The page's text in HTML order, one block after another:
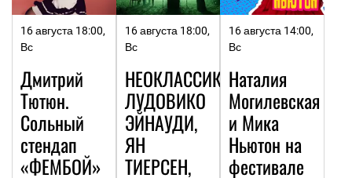
16 августа 18:00,
Вс
Дмитрий
Тютюн.
Сольный
стендап
«ФЕМБОЙ»
16 августа 18:00,
Вс
НЕОКЛАССИКА:
ЛУДОВИКО
ЭЙНАУДИ,
ЯН
ТИЕРСЕН,
16 августа 14:00,
Вс
Наталия
Могилевская
и Мика
Ньютон на
фестивале